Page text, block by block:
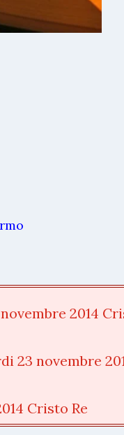
2014
23 novembre
Cristo Re